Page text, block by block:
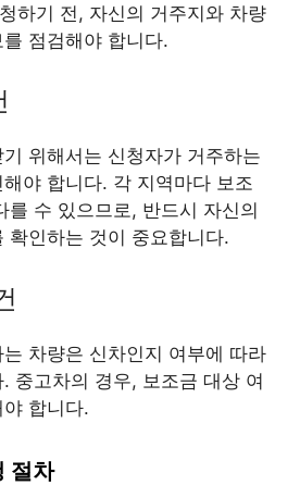
하기 전, 자신의 거주지와 차량
점검해야 합니다.
위해서는 신청자가 거주하는
야 합니다. 각 지역마다 보조
를 수 있으므로, 반드시 자신의
확인하는 것이 중요합니다.
차량은 신차인지 여부에 따라
중고차의 경우, 보조금 대상 여
합니다.
절차